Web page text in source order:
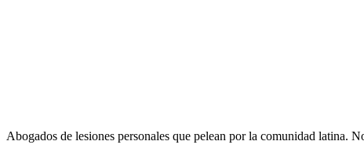
Abogados de lesiones personales que pelean por la comunidad latina.